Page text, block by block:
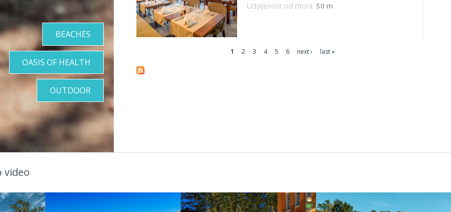
Udaljenost od mora: 50 m
1 2 3 4 5 6 next › last »
BEACHES
OASIS OF HEALTH
OUTDOOR
video